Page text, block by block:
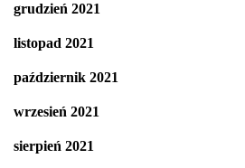
grudzień 2021
listopad 2021
październik 2021
wrzesień 2021
sierpień 2021